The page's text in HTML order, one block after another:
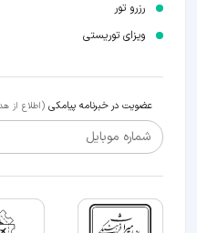
رزرو تور
ویزای توریستی
عضویت در خبرنامه پیامکی (اطلاع از
شماره موبایل